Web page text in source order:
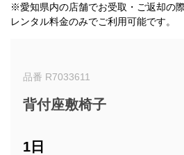
※愛知県内の店舗でお受取・ご返却の際
レンタル料金のみでご利用可能です。
品番 R7033611
背付座敷椅子
1日